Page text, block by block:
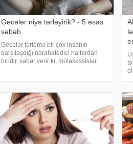
Gecələr niyə tərləyirik? - 5 əsas
səbəb
Gecələr tərləmə bir çox insanın
qarşılaşdığı narahatedici hallardan
biridir. xəbər verir ki, mütəxəssislər
əlamət